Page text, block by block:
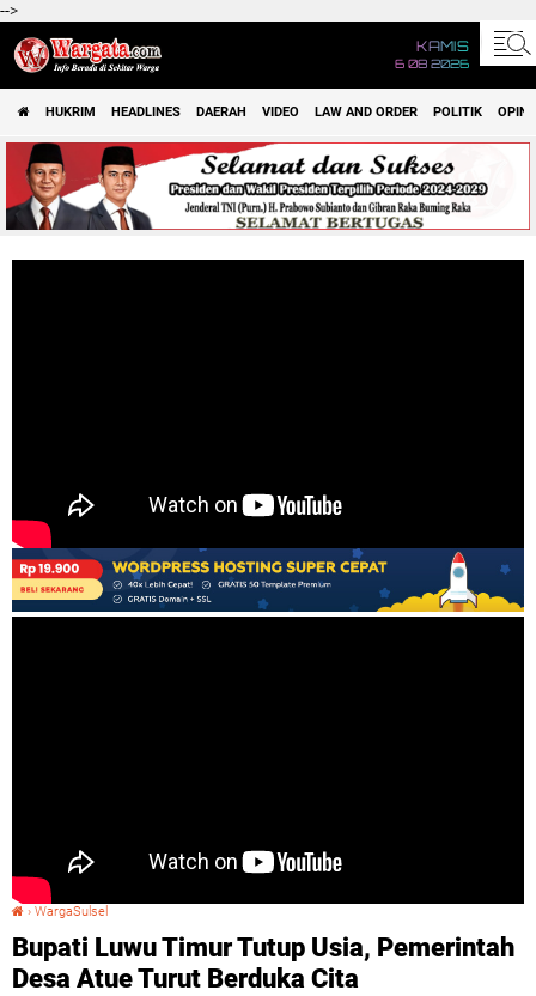
-->
KAMIS
6 08 2026
HUKRIM HEADLINES DAERAH VIDEO LAW AND ORDER POLITIK OPINI
› WargaSulsel
Bupati Luwu Timur Tutup Usia, Pemerintah
Desa Atue Turut Berduka Cita